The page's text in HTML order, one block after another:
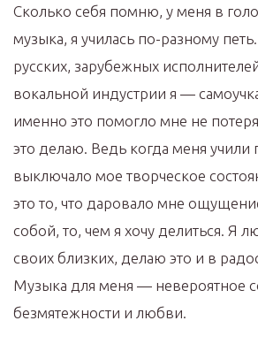
Сколько себя помню, у меня в
музыка, я училась по-разному
русских, зарубежных
вокальной индустрии я —
именно это помогло мне не
это делаю. Ведь когда меня учили
выключало мое творческое
это то, что даровало мне
собой, то, чем я хочу делиться. Я
своих близких, делаю это и в
Музыка для меня — невероятное
безмятежности и любви.